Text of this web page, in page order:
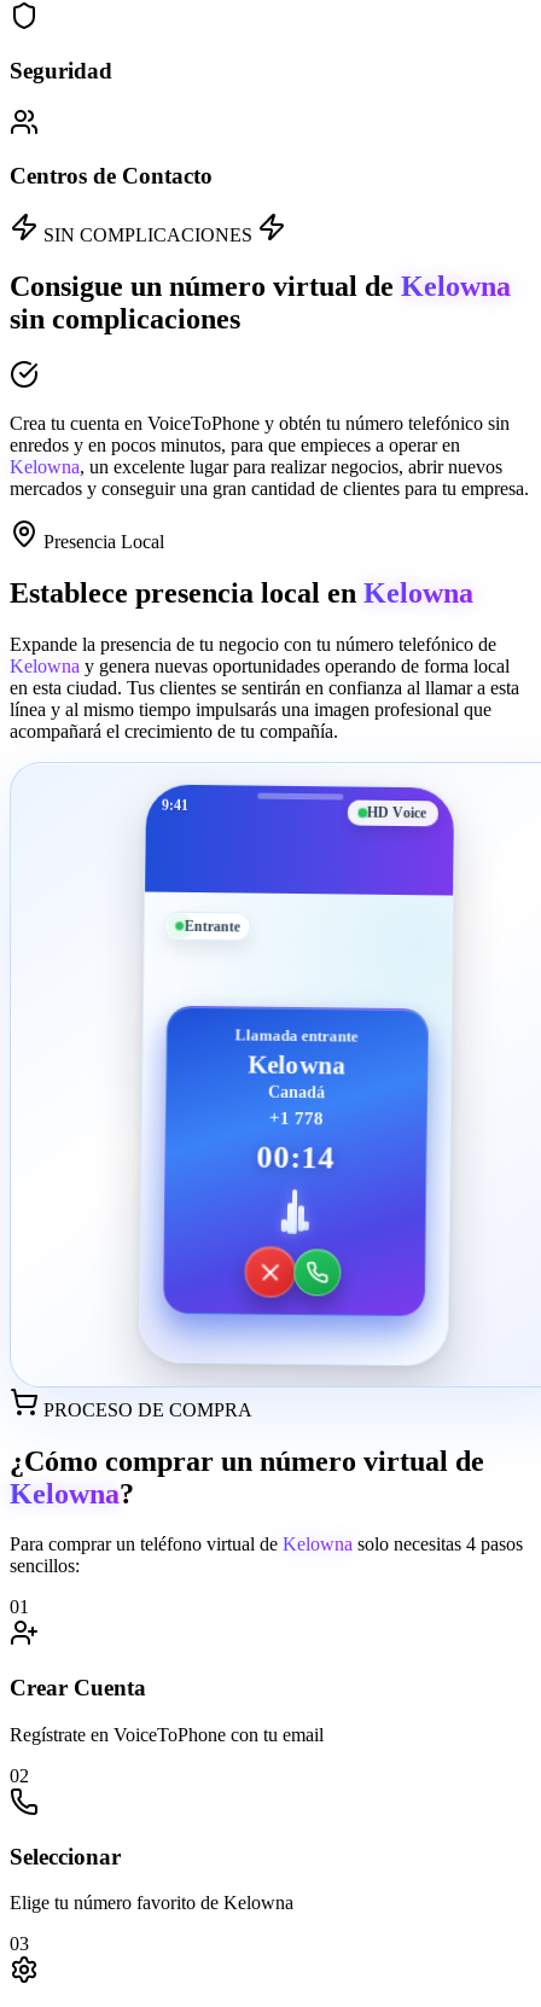
Seguridad
Centros de Contacto
SIN COMPLICACIONES
Consigue un número virtual de Kelowna
sin complicaciones
Crea tu cuenta en VoiceToPhone y obtén tu número telefónico sin
enredos y en pocos minutos, para que empieces a operar en
Kelowna, un excelente lugar para realizar negocios, abrir nuevos
mercados y conseguir una gran cantidad de clientes para tu empresa.
Presencia Local
Establece presencia local en Kelowna
Expande la presencia de tu negocio con tu número telefónico de
Kelowna y genera nuevas oportunidades operando de forma local
en esta ciudad. Tus clientes se sentirán en confianza al llamar a esta
línea y al mismo tiempo impulsarás una imagen profesional que
acompañará el crecimiento de tu compañía.
9:41 HD Voice
Entrante
Llamada entrante
Kelowna
Canadá
+1 778
00:14
PROCESO DE COMPRA
¿Cómo comprar un número virtual de
Kelowna?
Para comprar un teléfono virtual de Kelowna solo necesitas 4 pasos
sencillos:
01
Crear Cuenta
Regístrate en VoiceToPhone con tu email
02
Seleccionar
Elige tu número favorito de Kelowna
03